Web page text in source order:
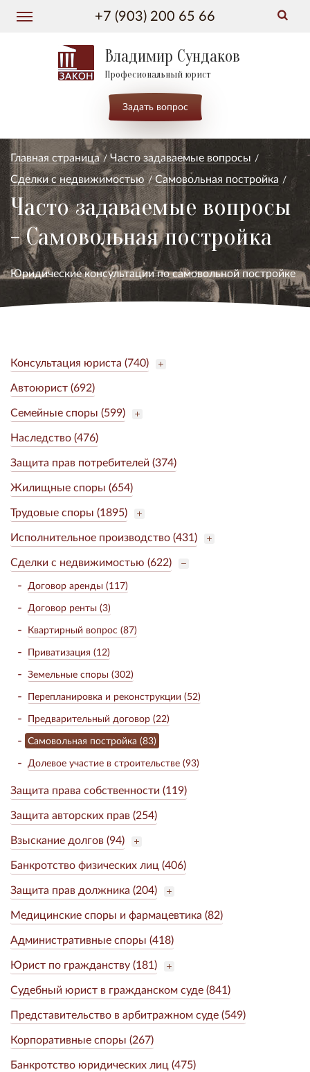
+7 (903) 200 65 66
Владимир Сундаков
Професиональный юрист
Задать вопрос
Главная страница
Часто задаваемые вопросы
Сделки с недвижимостью
Самовольная постройка
Часто задаваемые вопросы
- Самовольная постройка
Юридические консультации по самовольной постройке
Консультация юриста (740)
Автоюрист (692)
Семейные споры (599)
Наследство (476)
Защита прав потребителей (374)
Жилищные споры (654)
Трудовые споры (1895)
Исполнительное производство (431)
Сделки с недвижимостью (622)
Договор аренды (117)
Договор ренты (3)
Квартирный вопрос (87)
Приватизация (12)
Земельные споры (302)
Перепланировка и реконструкции (52)
Предварительный договор (22)
Самовольная постройка (83)
Долевое участие в строительстве (93)
Защита права собственности (119)
Защита авторских прав (254)
Взыскание долгов (94)
Банкротство физических лиц (406)
Защита прав должника (204)
Медицинские споры и фармацевтика (82)
Административные споры (418)
Юрист по гражданству (181)
Судебный юрист в гражданском суде (841)
Представительство в арбитражном суде (549)
Корпоративные споры (267)
Банкротство юридических лиц (475)